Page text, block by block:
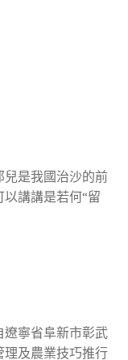
是我國治沙的前
講講是若何“留
寧省阜新市彰武
及農業技巧推行